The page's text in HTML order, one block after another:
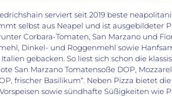
serviert seit 2019 beste
selbst aus Neapel und ist ausgebildeter
Corbara-Tomaten, San Marzano und
Dinkel- und Roggenmehl sowie
gebacken. So liest sich schon die
San Marzano Tomatensoße DOP,
frischer Basilikum“. Neben Pizza bietet
sowie sündhafte Süßigkeiten wie